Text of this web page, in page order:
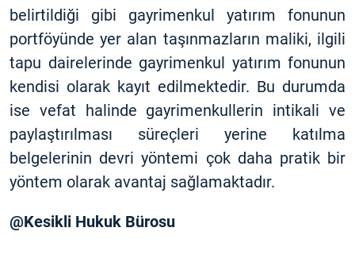
belirtildiği gibi gayrimenkul yatırım fonunun
portföyünde yer alan taşınmazların maliki, ilgili
tapu dairelerinde gayrimenkul yatırım fonunun
kendisi olarak kayıt edilmektedir. Bu durumda
ise vefat halinde gayrimenkullerin intikali ve
paylaştırılması süreçleri yerine katılma
belgelerinin devri yöntemi çok daha pratik bir
yöntem olarak avantaj sağlamaktadır.
@Kesikli Hukuk Bürosu